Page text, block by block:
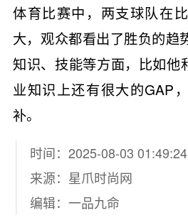
体育比赛中，两支球队在
大，观众都看出了胜负的趋
知识、技能等方面，比如他
业知识上还有很大的GAP
补。
时间：2025-08-03 01:49:24
来源： 星爪时尚网
编辑：一品九命